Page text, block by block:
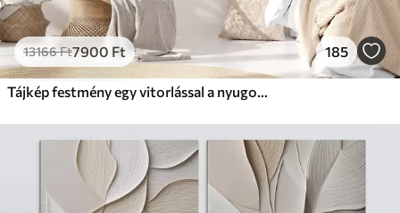
13166Ft7900 Ft 185
Tájkép festmény egy vitorlással a nyugodt tengeren, narancssárga és sárga égbolt, távoli hegyek